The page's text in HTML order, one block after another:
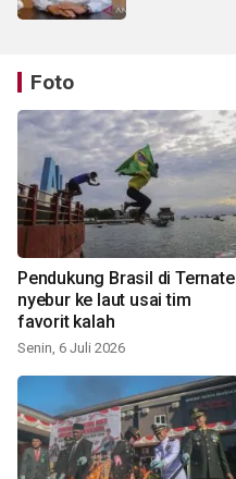
Foto
Pendukung Brasil di Ternate
nyebur ke laut usai tim
favorit kalah
Senin, 6 Juli 2026